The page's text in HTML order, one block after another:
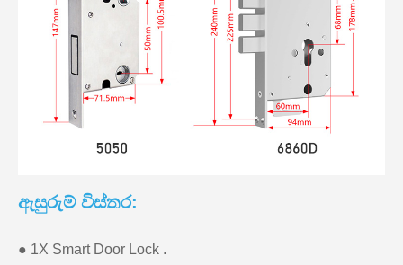
ඇසුරුම් විස්තර:
● 1X Smart Door Lock .